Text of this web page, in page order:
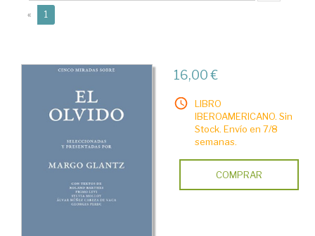
« 1
16,00 €
LIBRO
IBEROAMERICANO. Sin
Stock. Envío en 7/8
semanas.
COMPRAR